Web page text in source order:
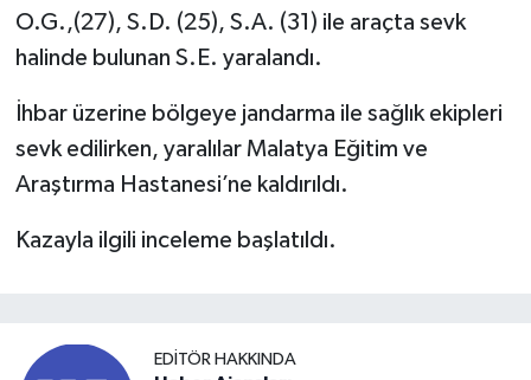
O.G.,(27), S.D. (25), S.A. (31) ile araçta sevk
halinde bulunan S.E. yaralandı.
İhbar üzerine bölgeye jandarma ile sağlık ekipleri
sevk edilirken, yaralılar Malatya Eğitim ve
Araştırma Hastanesi’ne kaldırıldı.
Kazayla ilgili inceleme başlatıldı.
EDITÖR HAKKINDA